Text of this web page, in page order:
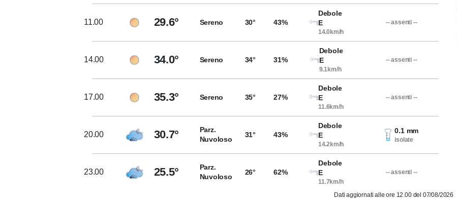
11.00 29.6° Sereno 30° 43%
Debole
E
14.0km/h
-- assenti --
14.00 34.0° Sereno 34° 31%
Debole
E
9.1km/h
-- assenti --
17.00 35.3° Sereno 35° 27%
Debole
E
11.6km/h
-- assenti --
20.00 30.7°
Parz.
Nuvoloso
31° 43%
Debole
E
14.2km/h
0.1 mm
isolate
23.00 25.5°
Parz.
Nuvoloso
26° 62%
Debole
E
11.7km/h
-- assenti --
Dati aggiornati alle ore 12.00 del 07/08/2026